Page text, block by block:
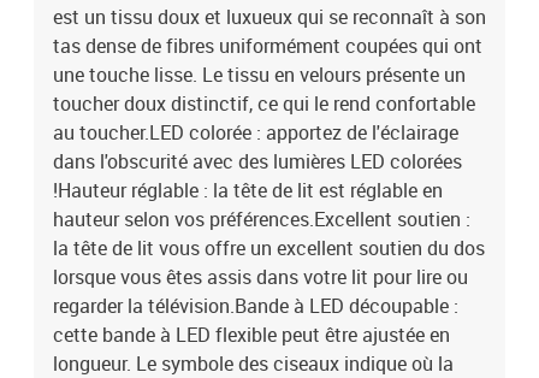
est un tissu doux et luxueux qui se reconnaît à son
tas dense de fibres uniformément coupées qui ont
une touche lisse. Le tissu en velours présente un
toucher doux distinctif, ce qui le rend confortable
au toucher.LED colorée : apportez de l'éclairage
dans l'obscurité avec des lumières LED colorées
!Hauteur réglable : la tête de lit est réglable en
hauteur selon vos préférences.Excellent soutien :
la tête de lit vous offre un excellent soutien du dos
lorsque vous êtes assis dans votre lit pour lire ou
regarder la télévision.Bande à LED découpable :
cette bande à LED flexible peut être ajustée en
longueur. Le symbole des ciseaux indique où la